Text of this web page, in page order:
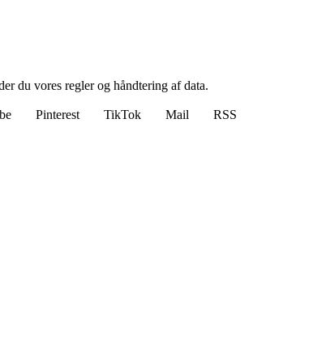
du vores regler og håndtering af data.
Pinterest TikTok Mail
RSS